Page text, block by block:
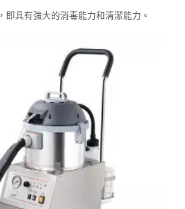
，即具有強大的消毒能力和清潔能力。